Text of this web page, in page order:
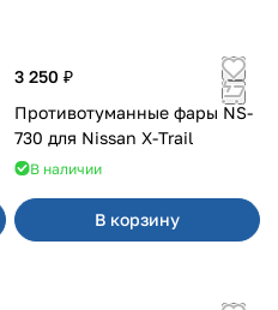
3 250 ₽
Противотуманные фары NS-
730 для Nissan X-Trail
В наличии
В корзину